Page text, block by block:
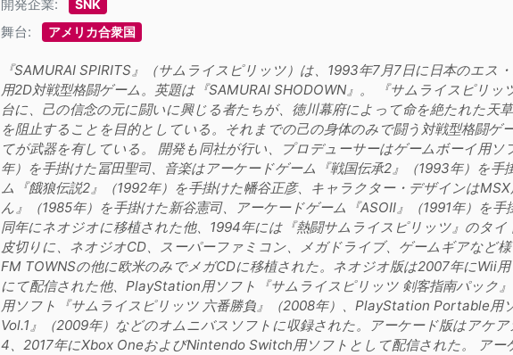
開発企業: SNK
舞台: アメリカ合衆国
『SAMURAI SPIRITS』（サムライスピリッツ）は、1993年7月7日に日本のエス
用2D対戦型格闘ゲーム。英題は『SAMURAI SHODOWN』。 『サムライスピリ
台に、己の信念の元に闘いに興じる者たちが、徳川幕府によって命を絶たれた天
を阻止することを目的としている。それまでの己の身体のみで闘う対戦型格闘ゲ
てが武器を有している。 開発も同社が行い、プロデューサーはゲームボーイ用
年）を手掛けた冨田聖司、音楽はアーケードゲーム『戦国伝承2』（1993年）を
ム『餓狼伝説2』（1992年）を手掛けた幡谷正彦、キャラクター・デザインは
ん』（1985年）を手掛けた新谷憲司、アーケードゲーム『ASOII』（1991年）を手
同年にネオジオに移植された他、1994年には『熱闘サムライスピリッツ』のタ
皮切りに、ネオジオCD、スーパーファミコン、メガドライブ、ゲームギアなど様
FM TOWNSの他に欧米のみでメガCDに移植された。ネオジオ版は2007年にWii
にて配信された他、PlayStation用ソフト『サムライスピリッツ 剣客指南パック
用ソフト『サムライスピリッツ 六番勝負』（2008年）、PlayStation Portable用
Vol.1』（2009年）などのオムニバスソフトに収録された。アーケード版はアケ
4、2017年にXbox OneおよびNintendo Switch用ソフトとして配信された。 アー